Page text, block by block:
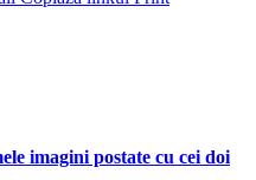
imagini postate cu cei doi